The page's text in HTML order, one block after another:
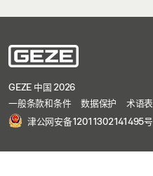
GEZE 中国 2026
一般条款和条件
数据保护 术语表
津公网安备12011302141495号